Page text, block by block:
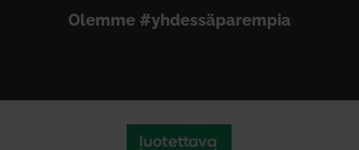
Olemme #yhdessäparempia